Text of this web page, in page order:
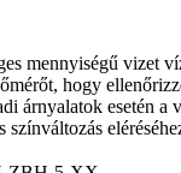
mennyiségű vizet
hogy
árnyalatok esetén a